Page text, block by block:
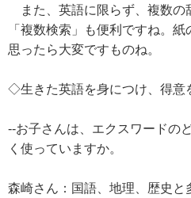
また、英語に限らず、複数の
「複数検索」も便利ですね。
思ったら大変ですものね。
◇生きた英語を身につけ、得意
--お子さんは、エクスワードの
く使っていますか。
森崎さん：国語、地理、歴史と